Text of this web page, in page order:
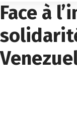
o
n
e
n
t
Face à